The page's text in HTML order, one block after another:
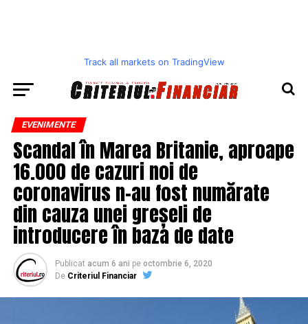
Track all markets on TradingView
EVENIMENTE
Scandal în Marea Britanie, aproape
16.000 de cazuri noi de
coronavirus n-au fost numărate
din cauza unei greșeli de
introducere în baza de date
Publicat acum 6 ani pe octombrie 6, 2020
De Criteriul Financiar